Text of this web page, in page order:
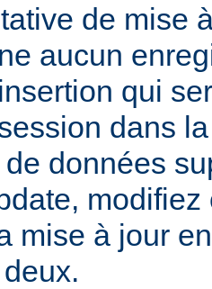
de mise
aucun
qui
dans
données
mise à jour